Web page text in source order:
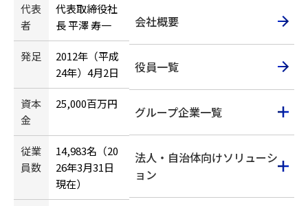
代表
者
代表取締役社
長 平澤 寿一
発足
2012年（平成
24年）4月2日
資本
金
25,000百万円
従業
員数
14,983名（20
26年3月31日
現在）
会社概要
役員一覧
グループ企業一覧
法人・自治体向けソリューシ
ョン